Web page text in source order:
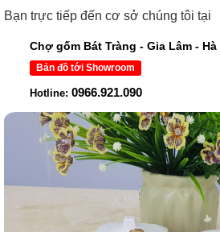
Bạn trực tiếp đến cơ sở chúng tôi tại
Chợ gốm Bát Tràng - Gia Lâm - Hà
Bản đồ tới Showroom
Hotline: 0966.921.090